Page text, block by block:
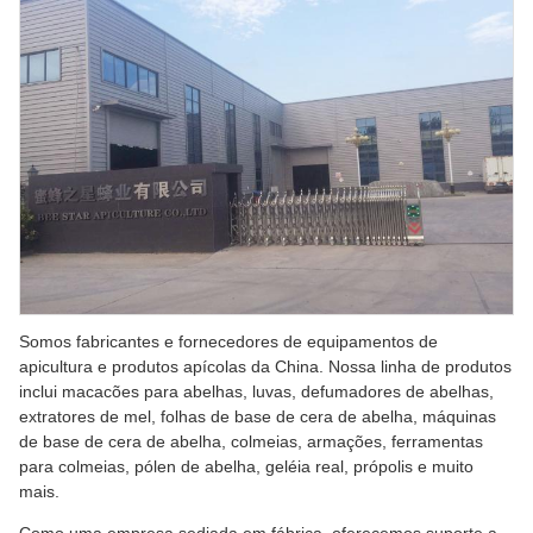
Somos fabricantes e fornecedores de equipamentos de
apicultura e produtos apícolas da China. Nossa linha de produtos
inclui macacões para abelhas, luvas, defumadores de abelhas,
extratores de mel, folhas de base de cera de abelha, máquinas
de base de cera de abelha, colmeias, armações, ferramentas
para colmeias, pólen de abelha, geléia real, própolis e muito
mais.